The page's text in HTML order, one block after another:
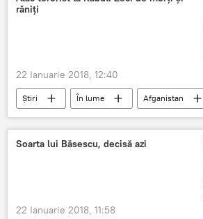
răniți
22 Ianuarie 2018, 12:40
Știri În lume
Afganistan
Kabul
atac terorist
raniti
Soarta lui Băsescu, decisă azi
22 Ianuarie 2018, 11:58